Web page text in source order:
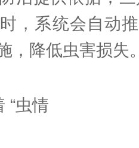
，系统会自动
，降低虫害损失